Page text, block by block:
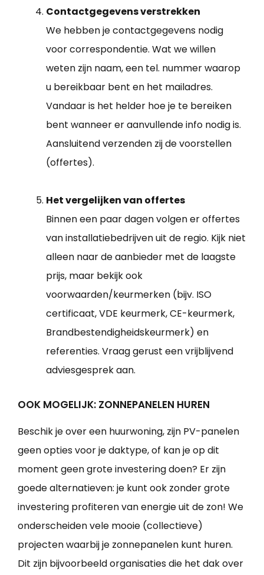
Contactgegevens verstrekken
We hebben je contactgegevens nodig
voor correspondentie. Wat we willen
weten zijn naam, een tel. nummer waarop
u bereikbaar bent en het mailadres.
Vandaar is het helder hoe je te bereiken
bent wanneer er aanvullende info nodig is.
Aansluitend verzenden zij de voorstellen
(offertes).
Het vergelijken van offertes
Binnen een paar dagen volgen er offertes
van installatiebedrijven uit de regio. Kijk niet
alleen naar de aanbieder met de laagste
prijs, maar bekijk ook
voorwaarden/keurmerken (bijv. ISO
certificaat, VDE keurmerk, CE-keurmerk,
Brandbestendigheidskeurmerk) en
referenties. Vraag gerust een vrijblijvend
adviesgesprek aan.
OOK MOGELIJK: ZONNEPANELEN HUREN
Beschik je over een huurwoning, zijn PV-panelen
geen opties voor je daktype, of kan je op dit
moment geen grote investering doen? Er zijn
goede alternatieven: je kunt ook zonder grote
investering profiteren van energie uit de zon! We
onderscheiden vele mooie (collectieve)
projecten waarbij je zonnepanelen kunt huren.
Dit zijn bijvoorbeeld organisaties die het dak over